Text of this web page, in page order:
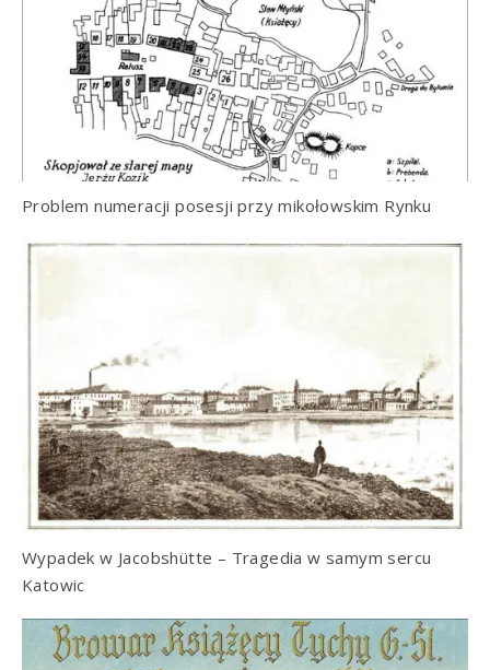
Problem numeracji posesji przy mikołowskim Rynku
Wypadek w Jacobshütte – Tragedia w samym sercu
Katowic